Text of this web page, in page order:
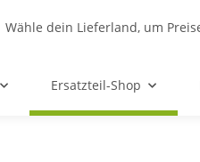
Wähle dein Lieferland, um
Ersatzteil-Shop